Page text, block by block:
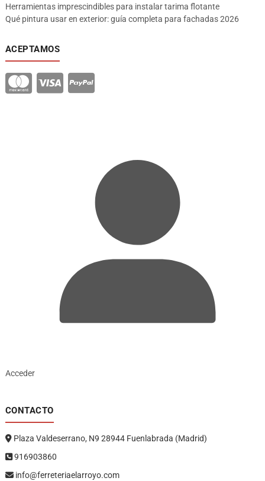
Herramientas imprescindibles para instalar tarima flotante
Qué pintura usar en exterior: guía completa para fachadas 2026
ACEPTAMOS
Acceder
CONTACTO
Plaza Valdeserrano, N9 28944 Fuenlabrada (Madrid)
916903860
info@ferreteriaelarroyo.com